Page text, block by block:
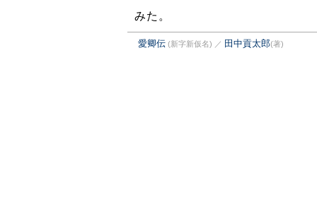
みた。
愛卿伝 (新字新仮名) ／ 田中貢太郎(著)